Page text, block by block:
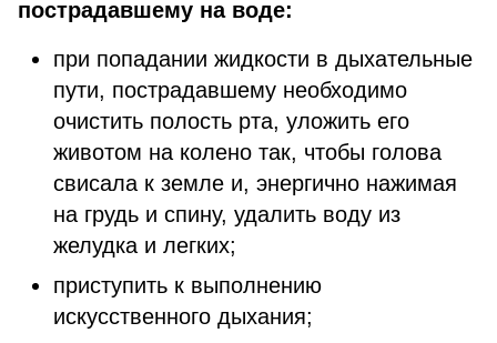
пострадавшему на воде:
при попадании жидкости в дыхательные
пути, пострадавшему необходимо
очистить полость рта, уложить его
животом на колено так, чтобы голова
свисала к земле и, энергично нажимая
на грудь и спину, удалить воду из
желудка и легких;
приступить к выполнению
искусственного дыхания;